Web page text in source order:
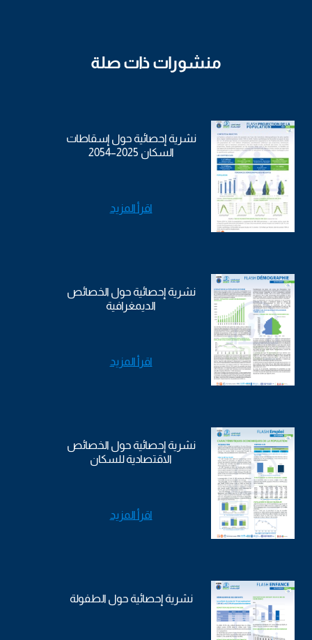
منشورات ذات صلة
نشرية إحصائية حول إسقاطات
السكان 2025–2054
اقرأ المزيد
نشرية إحصائية حول الخصائص
الديمغرافية
اقرأ المزيد
نشرية إحصائية حول الخصائص
الاقتصادية للسكان
اقرأ المزيد
نشرية إحصائية حول الطفولة